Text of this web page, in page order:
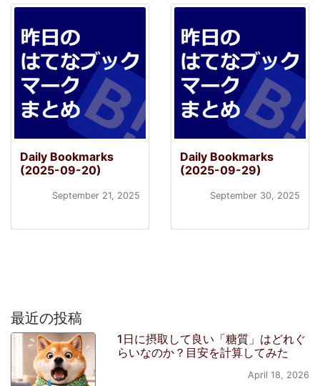
Daily Bookmarks
(2025-09-20)
September 21, 2025
Daily Bookmarks
(2025-09-29)
September 30, 2025
最近の投稿
1日に摂取して良い「糖質」はどれぐ
らいなのか？目安を計算してみた
April 18, 2026